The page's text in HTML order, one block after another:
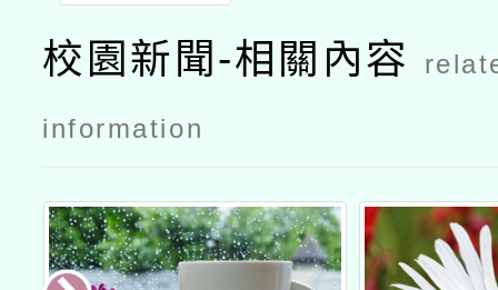
校園新聞-相關內容
information